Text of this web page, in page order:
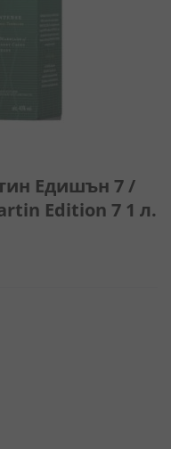
Едишън 7 /
Edition 7 1 л.